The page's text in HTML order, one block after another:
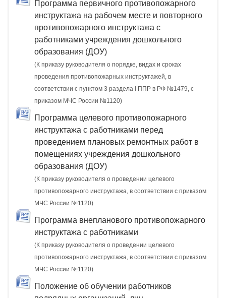
Программа первичного противопожарного
инструктажа на рабочем месте и повторного
противопожарного инструктажа с
работниками учреждения дошкольного
образования (ДОУ)
(К приказу руководителя о порядке, видах и сроках
проведения противопожарных инструктажей, в
соответствии с пунктом 3 раздела I ППР в РФ №1479, с
приказом МЧС России №1120)
Программа целевого противопожарного
инструктажа с работниками перед
проведением плановых ремонтных работ в
помещениях учреждения дошкольного
образования (ДОУ)
(К приказу руководителя о проведении целевого
противопожарного инструктажа, в соответствии с приказом
МЧС России №1120)
Программа внепланового противопожарного
инструктажа с работниками
(К приказу руководителя о проведении целевого
противопожарного инструктажа, в соответствии с приказом
МЧС России №1120)
Положение об обучении работников